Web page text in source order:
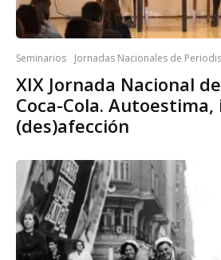
Seminarios Jornadas Nacionales de
XIX Jornada Nacional
Coca-Cola.
(des)afección